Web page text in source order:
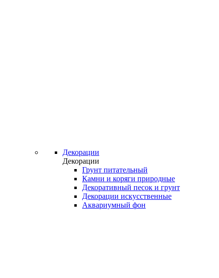
Декорации
Декорации
Грунт питательный
Камни и коряги природные
Декоративный песок и грунт
Декорации искусственные
Аквариумный фон